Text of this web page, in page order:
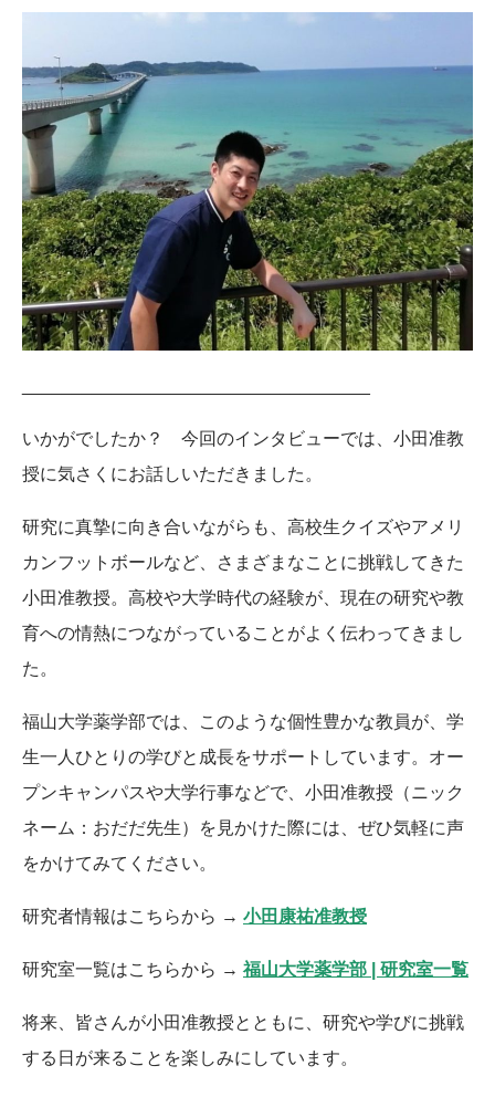
いかがでしたか？ 今回のインタビューでは、小田准教
授に気さくにお話しいただきました。
研究に真摯に向き合いながらも、高校生クイズやアメリ
カンフットボールなど、さまざまなことに挑戦してきた
小田准教授。高校や大学時代の経験が、現在の研究や教
育への情熱につながっていることがよく伝わってきまし
た。
福山大学薬学部では、このような個性豊かな教員が、学
生一人ひとりの学びと成長をサポートしています。オー
プンキャンパスや大学行事などで、小田准教授（ニック
ネーム：おだだ先生）を見かけた際には、ぜひ気軽に声
をかけてみてください。
研究者情報はこちらから → 小田康祐准教授
研究室一覧はこちらから → 福山大学薬学部 | 研究室一覧
将来、皆さんが小田准教授とともに、研究や学びに挑戦
する日が来ることを楽しみにしています。